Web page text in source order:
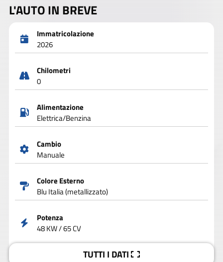
L'AUTO IN BREVE
Immatricolazione
2026
Chilometri
0
Alimentazione
Elettrica/Benzina
Cambio
Manuale
Colore Esterno
Blu Italia (metallizzato)
Potenza
48 KW / 65 CV
TUTTI I DATI